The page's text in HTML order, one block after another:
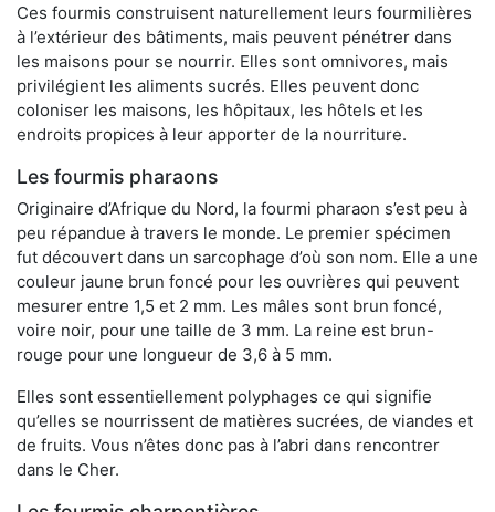
Ces fourmis construisent naturellement leurs fourmilières
à l’extérieur des bâtiments, mais peuvent pénétrer dans
les maisons pour se nourrir. Elles sont omnivores, mais
privilégient les aliments sucrés. Elles peuvent donc
coloniser les maisons, les hôpitaux, les hôtels et les
endroits propices à leur apporter de la nourriture.
Les fourmis pharaons
Originaire d’Afrique du Nord, la fourmi pharaon s’est peu à
peu répandue à travers le monde. Le premier spécimen
fut découvert dans un sarcophage d’où son nom. Elle a une
couleur jaune brun foncé pour les ouvrières qui peuvent
mesurer entre 1,5 et 2 mm. Les mâles sont brun foncé,
voire noir, pour une taille de 3 mm. La reine est brun-
rouge pour une longueur de 3,6 à 5 mm.
Elles sont essentiellement polyphages ce qui signifie
qu’elles se nourrissent de matières sucrées, de viandes et
de fruits. Vous n’êtes donc pas à l’abri dans rencontrer
dans le Cher.